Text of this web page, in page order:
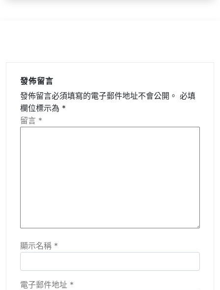
發佈留言
發佈留言必須填寫的電子郵件地址不會公開。 必填
欄位標示為 *
留言 *
顯示名稱 *
電子郵件地址 *